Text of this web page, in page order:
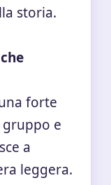
storia.
forte
gruppo e
a
leggera.